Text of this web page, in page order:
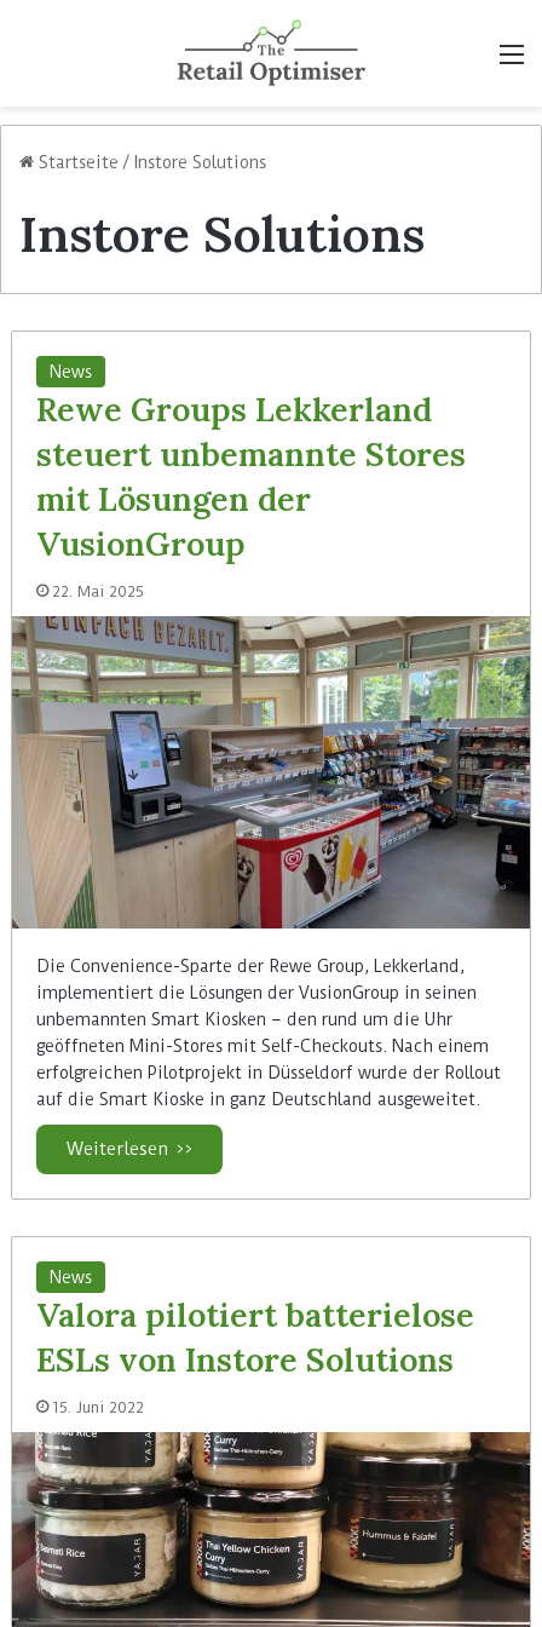
Startseite / Instore Solutions
Instore Solutions
News
Rewe Groups Lekkerland
steuert unbemannte Stores
mit Lösungen der
VusionGroup
22. Mai 2025
Die Convenience-Sparte der Rewe Group, Lekkerland,
implementiert die Lösungen der VusionGroup in seinen
unbemannten Smart Kiosken – den rund um die Uhr
geöffneten Mini-Stores mit Self-Checkouts. Nach einem
erfolgreichen Pilotprojekt in Düsseldorf wurde der Rollout
auf die Smart Kioske in ganz Deutschland ausgeweitet.
Weiterlesen >>
News
Valora pilotiert batterielose
ESLs von Instore Solutions
15. Juni 2022